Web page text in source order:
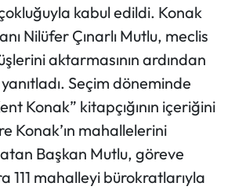
kabul edildi. Konak
Nilüfer Çınarlı Mutlu, meclis
aktarmasının ardından
Seçim döneminde
Konak” kitapçığının içeriğini
Konak’ın mahallelerini
Başkan Mutlu, göreve
111 mahalleyi bürokratlarıyla